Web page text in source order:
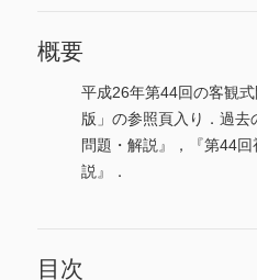
概要
平成26年第44回の客観
版」の参照頁入り．過
問題・解説』，『第44
説』．
目次